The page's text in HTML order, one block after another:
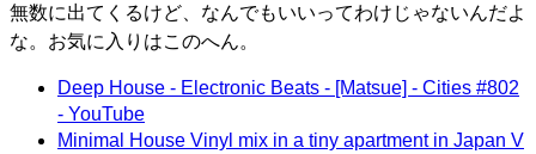
無数に出てくるけど、なんでもいいってわけじゃないんだよ
な。お気に入りはこのへん。
Deep House - Electronic Beats - [Matsue] - Cities #802
- YouTube
Minimal House Vinyl mix in a tiny apartment in Japan V